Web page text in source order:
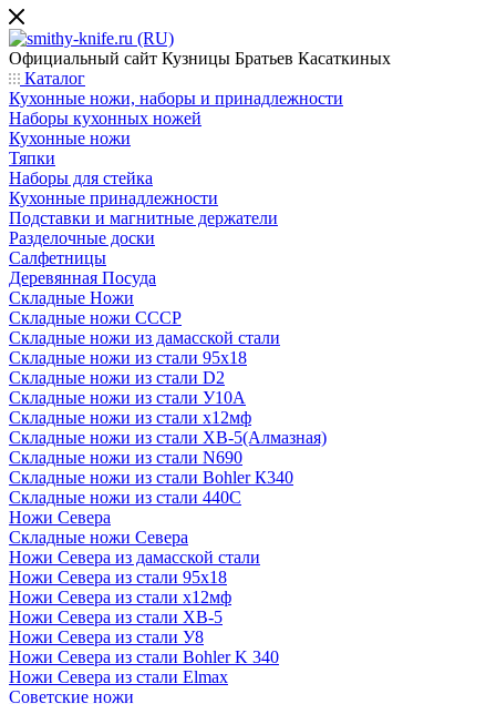
Официальный сайт Кузницы Братьев Касаткиных
Каталог
Кухонные ножи, наборы и принадлежности
Наборы кухонных ножей
Кухонные ножи
Тяпки
Наборы для стейка
Кухонные принадлежности
Подставки и магнитные держатели
Разделочные доски
Салфетницы
Деревянная Посуда
Складные Ножи
Cкладные ножи СССР
Складные ножи из дамасской стали
Складные ножи из стали 95х18
Складные ножи из стали D2
Складные ножи из стали У10А
Складные ножи из стали х12мф
Складные ножи из стали ХВ-5(Алмазная)
Складные ножи из стали N690
Складные ножи из стали Bohler К340
Складные ножи из стали 440С
Ножи Севера
Складные ножи Севера
Ножи Севера из дамасской стали
Ножи Севера из стали 95х18
Ножи Севера из стали х12мф
Ножи Севера из стали ХВ-5
Ножи Севера из стали У8
Ножи Севера из стали Bohler K 340
Ножи Севера из стали Elmax
Советские ножи